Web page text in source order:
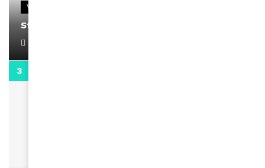
VIDEOS
Stacy passe un message